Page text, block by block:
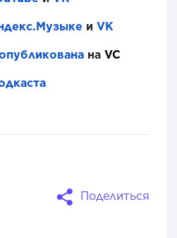
и VK
на VC
Поделиться